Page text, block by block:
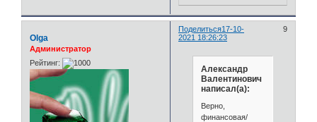
Поделиться 9
17-10-
2021 18:26:23
Olga
Администратор
Рейтинг:
Александр
Валентинович
написал(а):
Верно,
финансовая/